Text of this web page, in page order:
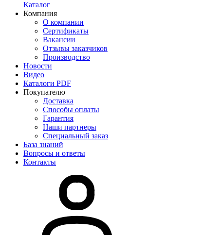
Каталог
Компания
О компании
Сертификаты
Вакансии
Отзывы заказчиков
Производство
Новости
Видео
Каталоги PDF
Покупателю
Доставка
Способы оплаты
Гарантия
Наши партнеры
Специальный заказ
База знаний
Вопросы и ответы
Контакты